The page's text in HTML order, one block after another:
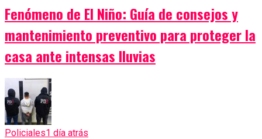
Fenómeno de El Niño: Guía de consejos y
mantenimiento preventivo para proteger la
casa ante intensas lluvias
Policiales1 día atrás